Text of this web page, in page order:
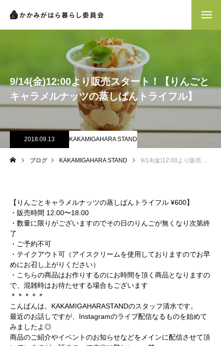
9/14(金)12:00より販売スタート！【りんごと
キャラメルナッツの蒸しぱんトライフル】
2018.09.13 KAKAMIGAHARA STAND
ブログ KAKAMIGAHARA STAND 9/14(金)12:00より販売スタート！【りんごとキャラメルナッツの蒸しぱんトライフル】
【りんごとキャラメルナッツの蒸しぱんトライフル ¥600】
・販売時間 12:00〜18:00
・数量に限りがございますのでその日のりんごが無くなり次第終
了
・ご予約不可
・テイクアウト可（アイスクリームを使用しておりますのでお早
めにお召し上がりください）
・こちらの商品はお作りするのにお時間を頂く商品となりますの
で、混雑時はお待たせする場合もございます
＊＊＊＊＊
こんばんは。KAKAMIGAHARASTANDのスタッフ清水です。
最近のお話しですが、Instagramのライブ配信なるものを始めて
みましたよ◎
商品のご紹介やイベントのお知らせなどをメインに配信させて頂